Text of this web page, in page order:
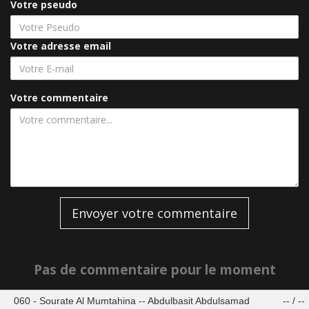
060 - Sourate Al Mumtahina -- Abdulbasit Abdulsamad -- / --
Votre pseudo
Votre adresse email
Votre commentaire
Envoyer votre commentaire
Pas de commentaire pour le moment